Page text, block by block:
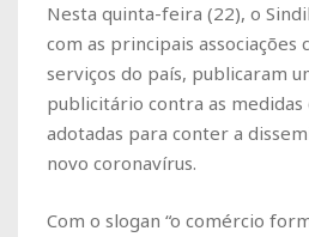
Nesta quinta-feira (22), o
com as principais associações
serviços do país, publicaram
publicitário contra as
adotadas para conter a
novo coronavírus.
Com o slogan “o comércio